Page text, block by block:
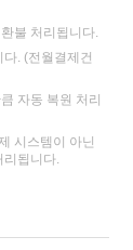
불 처리됩니다.
. (전월결제건
자동 복원 처리
시스템이 아닌
리됩니다.